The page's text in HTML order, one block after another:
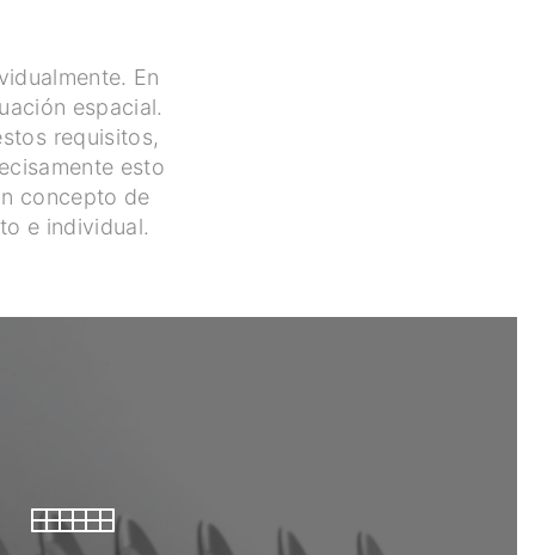
En
espacial.
requisitos,
esto
concepto de
e individual.